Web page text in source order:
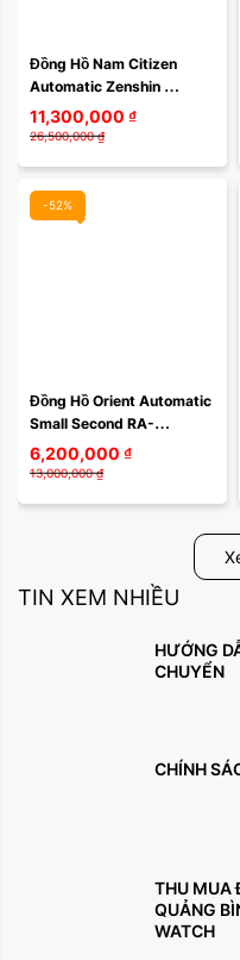
Đồng Hồ Nam Citizen
Automatic Zenshin
Mechanical Super
Titanium NJ0180-80L –
11,300,000 ₫
26,500,000 ₫
-52%
Đồng Hồ Orient Automatic
Small Second RA-
AR0009L10B / RA-
AR0009L30B
6,200,000 ₫
13,000,000 ₫
TIN XEM NHIỀU
HƯỚNG
CHUYỂN
CHÍNH
THU MUA
QUẢNG
WATCH